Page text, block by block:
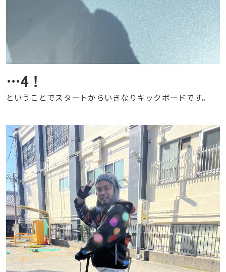
…4！
ということでスタートからいきなりキックボードです。